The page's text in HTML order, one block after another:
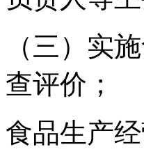
（三）实
查评价；
食品生产